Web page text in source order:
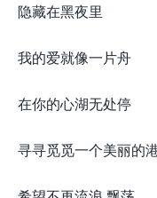
隐藏在黑夜里
我的爱就像一片舟
在你的心湖无处停
寻寻觅觅一个美丽的